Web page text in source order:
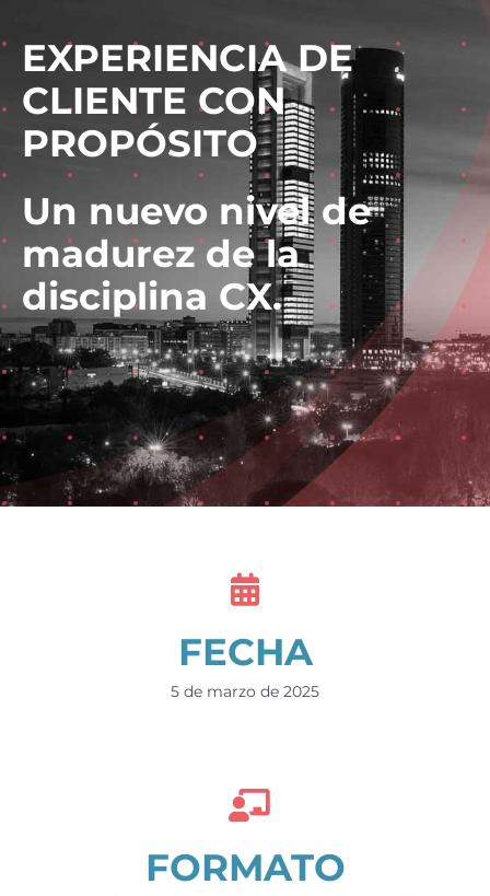
EXPERIENCIA DE
CLIENTE CON
PROPÓSITO
Un nuevo nivel de
madurez de la
disciplina CX.
FECHA
5 de marzo de 2025
FORMATO